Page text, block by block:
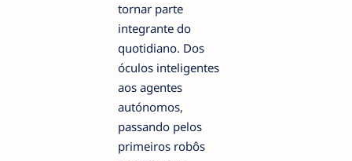
tornar parte
integrante do
quotidiano. Dos
óculos inteligentes
aos agentes
autónomos,
passando pelos
primeiros robôs